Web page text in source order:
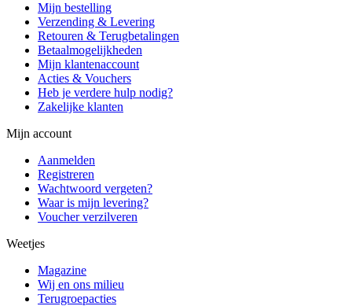
Mijn bestelling
Verzending & Levering
Retouren & Terugbetalingen
Betaalmogelijkheden
Mijn klantenaccount
Acties & Vouchers
Heb je verdere hulp nodig?
Zakelijke klanten
Mijn account
Aanmelden
Registreren
Wachtwoord vergeten?
Waar is mijn levering?
Voucher verzilveren
Weetjes
Magazine
Wij en ons milieu
Terugroepacties